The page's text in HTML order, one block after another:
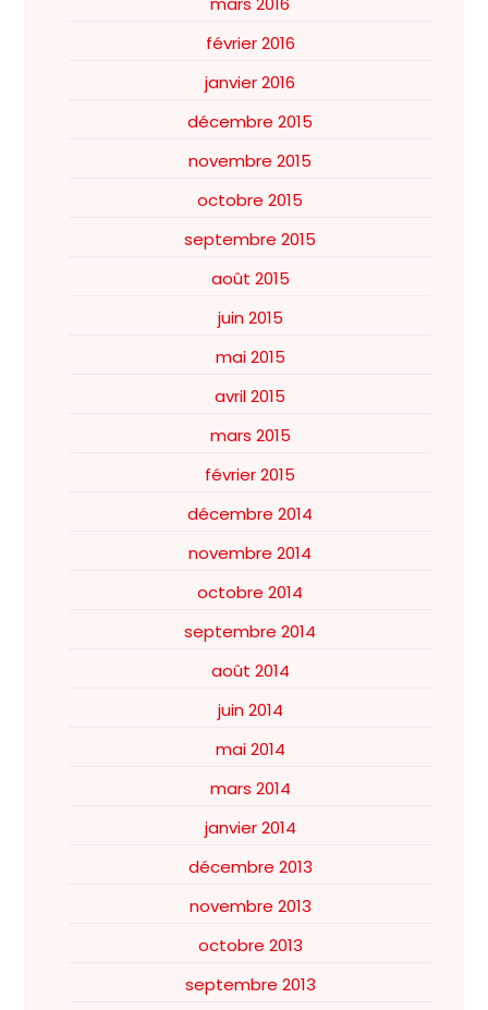
février 2016
janvier 2016
décembre 2015
novembre 2015
octobre 2015
septembre 2015
août 2015
juin 2015
mai 2015
avril 2015
mars 2015
février 2015
décembre 2014
novembre 2014
octobre 2014
septembre 2014
août 2014
juin 2014
mai 2014
mars 2014
janvier 2014
décembre 2013
novembre 2013
octobre 2013
septembre 2013